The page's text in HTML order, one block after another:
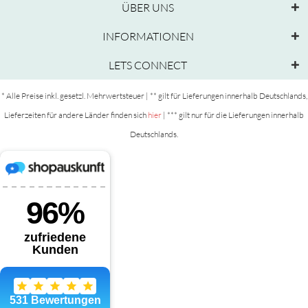
ÜBER UNS
INFORMATIONEN
LETS CONNECT
* Alle Preise inkl. gesetzl. Mehrwertsteuer | ** gilt für Lieferungen innerhalb Deutschlands,
Lieferzeiten für andere Länder finden sich hier | *** gilt nur für die Lieferungen innerhalb
Deutschlands.